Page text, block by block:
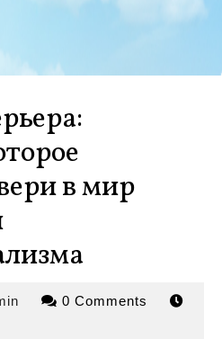
в мир
admin 0 Comments